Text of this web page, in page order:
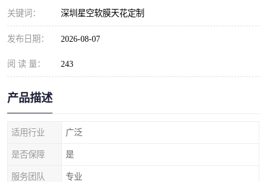
关键词： 深圳星空软膜天花定制
发布日期： 2026-08-07
阅 读 量： 243
产品描述
适用行业 广泛
是否保障 是
服务团队 专业